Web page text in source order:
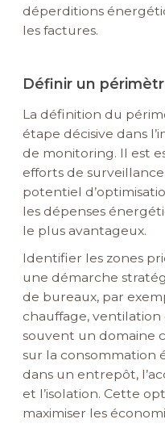
déperditions
les factures.
Définir un
La définition du
étape décisive dans
de monitoring. Il est
efforts de
potentiel
les dépenses
le plus avantageux.
Identifier les zones
une démarche
de bureaux, par
chauffage, ventilation
souvent un domaine
sur la consommation
dans un entrepôt,
et l’isolation. Cette
maximiser les